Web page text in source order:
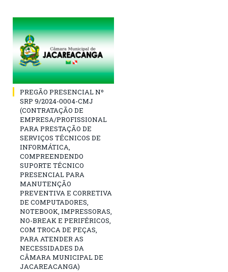
PREGÃO PRESENCIAL Nº
SRP 9/2024-0004-CMJ
(CONTRATAÇÃO DE
EMPRESA/PROFISSIONAL
PARA PRESTAÇÃO DE
SERVIÇOS TÉCNICOS DE
INFORMÁTICA,
COMPREENDENDO
SUPORTE TÉCNICO
PRESENCIAL PARA
MANUTENÇÃO
PREVENTIVA E CORRETIVA
DE COMPUTADORES,
NOTEBOOK, IMPRESSORAS,
NO-BREAK E PERIFÉRICOS,
COM TROCA DE PEÇAS,
PARA ATENDER AS
NECESSIDADES DA
CÂMARA MUNICIPAL DE
JACAREACANGA)